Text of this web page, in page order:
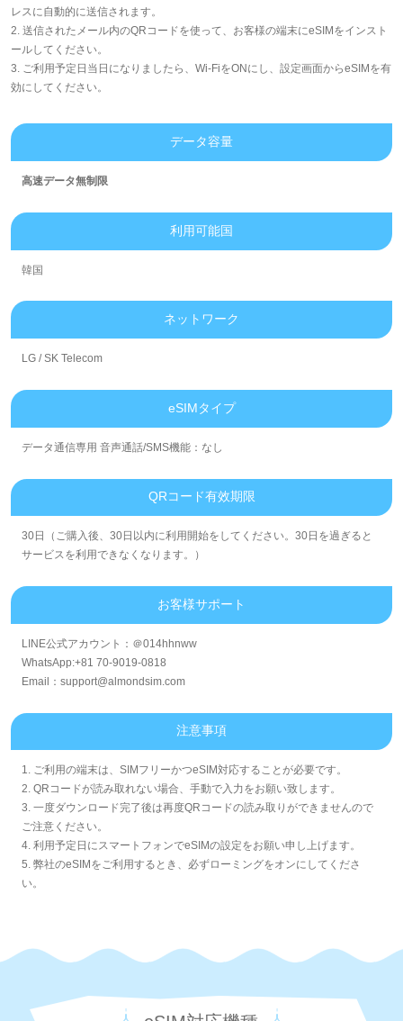
レスに自動的に送信されます。
2. 送信されたメール内のQRコードを使って、お客様の端末にeSIMをインスト
ールしてください。
3. ご利用予定日当日になりましたら、Wi-FiをONにし、設定画面からeSIMを有
効にしてください。
データ容量
高速データ無制限
利用可能国
韓国
ネットワーク
LG / SK Telecom
eSIMタイプ
データ通信専用 音声通話/SMS機能：なし
QRコード有效期限
30日（ご購入後、30日以内に利用開始をしてください。30日を過ぎると
サービスを利用できなくなります。）
お客様サポート
LINE公式アカウント：＠014hhnww
WhatsApp:+81 70-9019-0818
Email：support@almondsim.com
注意事項
1. ご利用の端末は、SIMフリーかつeSIM対応することが必要です。
2. QRコードが読み取れない場合、手動で入力をお願い致します。
3. 一度ダウンロード完了後は再度QRコードの読み取りができませんので
ご注意ください。
4. 利用予定日にスマートフォンでeSIMの設定をお願い申し上げます。
5. 弊社のeSIMをご利用するとき、必ずローミングをオンにしてくださ
い。